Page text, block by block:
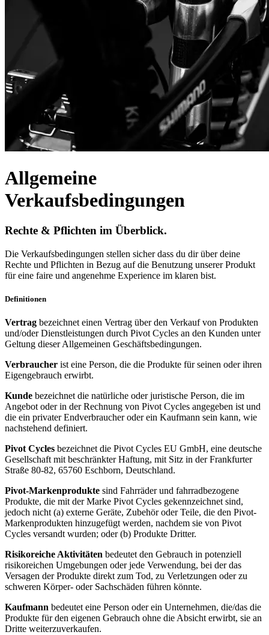
Allgemeine
Verkaufsbedingungen
Rechte & Pflichten im Überblick.
Die Verkaufsbedingungen stellen sicher dass du dir über deine
Rechte und Pflichten in Bezug auf die Benutzung unserer Produkt
für eine faire und angenehme Experience im klaren bist.
Definitionen
Vertrag bezeichnet einen Vertrag über den Verkauf von Produkten
und/oder Dienstleistungen durch Pivot Cycles an den Kunden unter
Geltung dieser Allgemeinen Geschäftsbedingungen.
Verbraucher ist eine Person, die die Produkte für seinen oder ihren
Eigengebrauch erwirbt.
Kunde bezeichnet die natürliche oder juristische Person, die im
Angebot oder in der Rechnung von Pivot Cycles angegeben ist und
die ein privater Endverbraucher oder ein Kaufmann sein kann, wie
nachstehend definiert.
Pivot Cycles bezeichnet die Pivot Cycles EU GmbH, eine deutsche
Gesellschaft mit beschränkter Haftung, mit Sitz in der Frankfurter
Straße 80-82, 65760 Eschborn, Deutschland.
Pivot-Markenprodukte sind Fahrräder und fahrradbezogene
Produkte, die mit der Marke Pivot Cycles gekennzeichnet sind,
jedoch nicht (a) externe Geräte, Zubehör oder Teile, die den Pivot-
Markenprodukten hinzugefügt werden, nachdem sie von Pivot
Cycles versandt wurden; oder (b) Produkte Dritter.
Risikoreiche Aktivitäten bedeutet den Gebrauch in potenziell
risikoreichen Umgebungen oder jede Verwendung, bei der das
Versagen der Produkte direkt zum Tod, zu Verletzungen oder zu
schweren Körper- oder Sachschäden führen könnte.
Kaufmann bedeutet eine Person oder ein Unternehmen, die/das die
Produkte für den eigenen Gebrauch ohne die Absicht erwirbt, sie an
Dritte weiterzuverkaufen.